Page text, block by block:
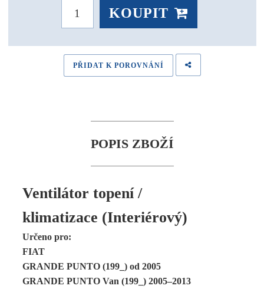
KOUPIT
PŘIDAT K POROVNÁNÍ
POPIS ZBOŽÍ
Ventilátor topení /
klimatizace (Interiérový)
Určeno pro:
FIAT
GRANDE PUNTO (199_) od 2005
GRANDE PUNTO Van (199_) 2005–2013